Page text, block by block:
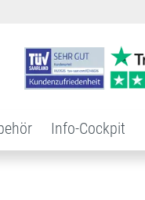
Info-Cockpit